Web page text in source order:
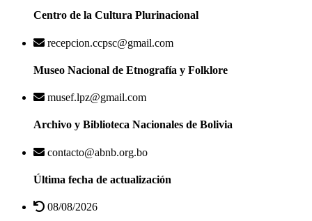
Centro de la Cultura Plurinacional
recepcion.ccpsc@gmail.com
Museo Nacional de Etnografía y Folklore
musef.lpz@gmail.com
Archivo y Biblioteca Nacionales de Bolivia
contacto@abnb.org.bo
Última fecha de actualización
08/08/2026